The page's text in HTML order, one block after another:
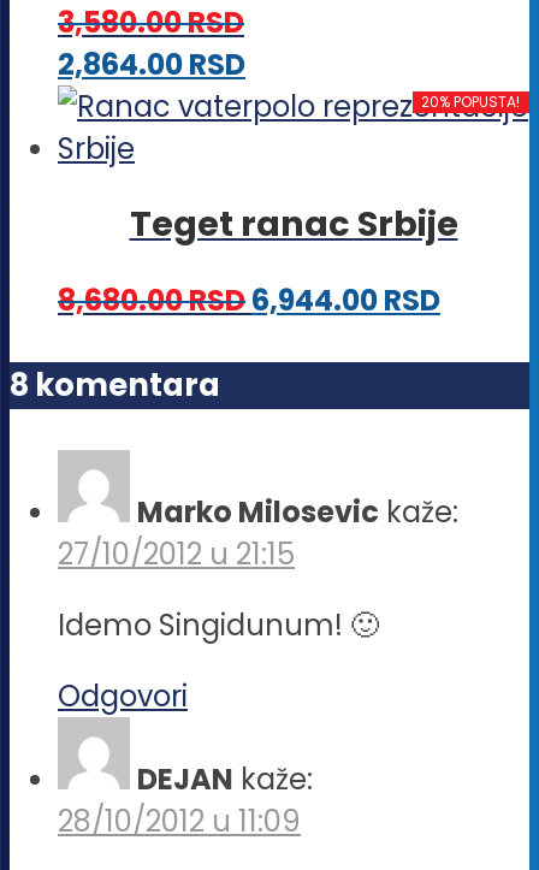
mogu
biti
izabrane
stranici
proizvoda.
3,580.00RSD
2,864.00RSDOvaj
proizvod
varijanti.
mogu
biti
izabrane
proizvoda.
20% POPUSTA!
Teget ranac Srbije
8,680.00RSD6,944.00RSD
8 komentara
Marko Milosevic kaže:
27/10/2012 u 21:15
Idemo Singidunum! 🙂
Odgovori
DEJAN kaže:
28/10/2012 u 11:09